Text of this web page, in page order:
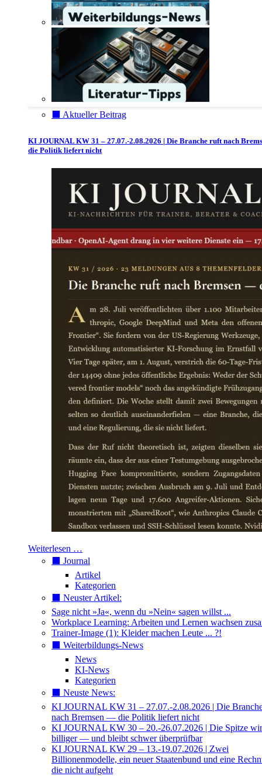
⬛️ Aktueller Beitrag
KI JOURNAL KW 31 – 27.07.-2.08.2026 | Die Branche ruft nach
die Politik liefert nicht
Weiterlesen …
⬛️ Journal
Artikel
Kategorien
⬛️ Neuster Artikel:
Sage nicht »Ja«, wenn du »Nein« sagen willst ...
Workplace Learning: Arbeiten und Lernen wachsen
Trainer-Image (1): Kleider machen Leute ... ?!
⬛️ Weiterbildungs-News
News
KI-News
Kategorien
⬛️ Neuste News:
KI JOURNAL KW 31 – 27.07.-2.08.2026 | Die
nach Bremsen — die Politik liefert nicht
KI JOURNAL KW 30 – 20.-26.07.2026 | Die Spitze
billiger — und bleibt schwer überprüfbar
KI JOURNAL KW 29 – 13.-19.07.2026 | Zwei
Billionenmodelle, ein neuer Staatenbund und eine
die nicht aufgeht